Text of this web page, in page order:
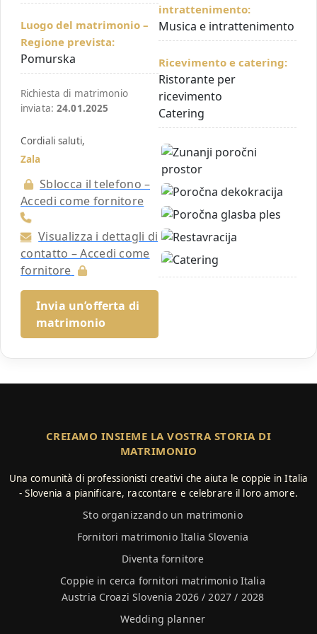
Luogo del matrimonio –
Regione prevista:
Pomurska
Richiesta di matrimonio
inviata:24.01.2025
Cordiali saluti,
Zala
Sblocca il telefono –
Accedi come fornitore
Visualizza i dettagli di
contatto – Accedi come
fornitore
Invia un’offerta di
matrimonio
intrattenimento:
Musica e intrattenimento
Ricevimento e catering:
Ristorante per
ricevimento
Catering
CREIAMO INSIEME LA VOSTRA STORIA DI
MATRIMONIO
Una comunità di professionisti creativi che aiuta le coppie in Italia
- Slovenia a pianificare, raccontare e celebrare il loro amore.
Sto organizzando un matrimonio
Fornitori matrimonio Italia Slovenia
Diventa fornitore
Coppie in cerca fornitori matrimonio Italia
Austria Croazi Slovenia 2026 / 2027 / 2028
Wedding planner